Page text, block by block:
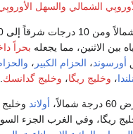
الشمالي والسهل
بين الاثنين، مما يجعله بحراً
أورسوند، الحزام الكبير ،
، وخليج ريگا، وخليج گدانسك
أولاند وخليج
ريگا، وفي الغرب الجزء